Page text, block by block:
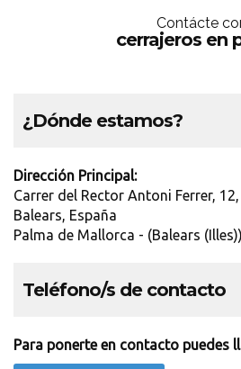
Contácte
cerrajeros en
¿Dónde estamos?
Dirección Principal:
Carrer del Rector Antoni Ferrer,
Balears, España
Palma de Mallorca - (Balears (Illes))
Teléfono/s de contacto
Para ponerte en contacto puedes